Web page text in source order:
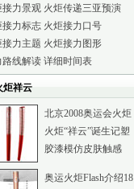
接力景观 火炬传递三亚预演
接力标志 火炬接力口号
接力主题 火炬接力图形
路线解读 详细时间表
炬祥云
北京2008奥运会火炬
火炬“祥云”诞生记塑
胶漆模仿皮肤触感
奥运火炬Flash介绍18